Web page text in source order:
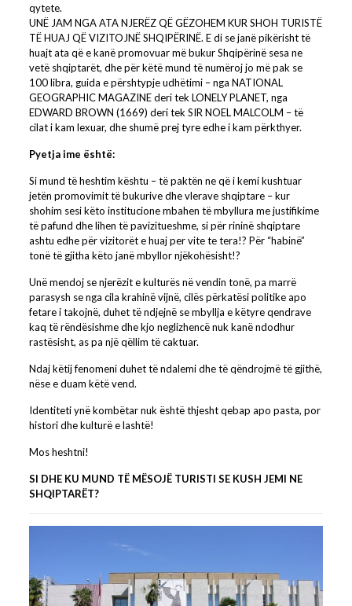
qytete.
UNË JAM NGA ATA NJERËZ QË GËZOHEM KUR SHOH TURISTË
TË HUAJ QË VIZITOJNË SHQIPËRINË. E di se janë pikërisht të
huajt ata që e kanë promovuar më bukur Shqipërinë sesa ne
vetë shqiptarët, dhe për këtë mund të numëroj jo më pak se
100 libra, guida e përshtypje udhëtimi – nga NATIONAL
GEOGRAPHIC MAGAZINE deri tek LONELY PLANET, nga
EDWARD BROWN (1669) deri tek SIR NOEL MALCOLM – të
cilat i kam lexuar, dhe shumë prej tyre edhe i kam përkthyer.
Pyetja ime është:
Si mund të heshtim kështu – të paktën ne që i kemi kushtuar
jetën promovimit të bukurive dhe vlerave shqiptare – kur
shohim sesi këto institucione mbahen të mbyllura me justifikime
të pafund dhe lihen të pavizitueshme, si për rininë shqiptare
ashtu edhe për vizitorët e huaj per vite te tera!? Për “habinë”
tonë të gjitha këto janë mbyllor njëkohësisht!?
Unë mendoj se njerëzit e kulturës në vendin tonë, pa marrë
parasysh se nga cila krahinë vijnë, cilës përkatësi politike apo
fetare i takojnë, duhet të ndjejnë se mbyllja e këtyre qendrave
kaq të rëndësishme dhe kjo neglizhencë nuk kanë ndodhur
rastësisht, as pa një qëllim të caktuar.
Ndaj këtij fenomeni duhet të ndalemi dhe të qëndrojmë të gjithë,
nëse e duam këtë vend.
Identiteti ynë kombëtar nuk është thjesht qebap apo pasta, por
histori dhe kulturë e lashtë!
Mos heshtni!
SI DHE KU MUND TË MËSOJË TURISTI SE KUSH JEMI NE
SHQIPTARËT?